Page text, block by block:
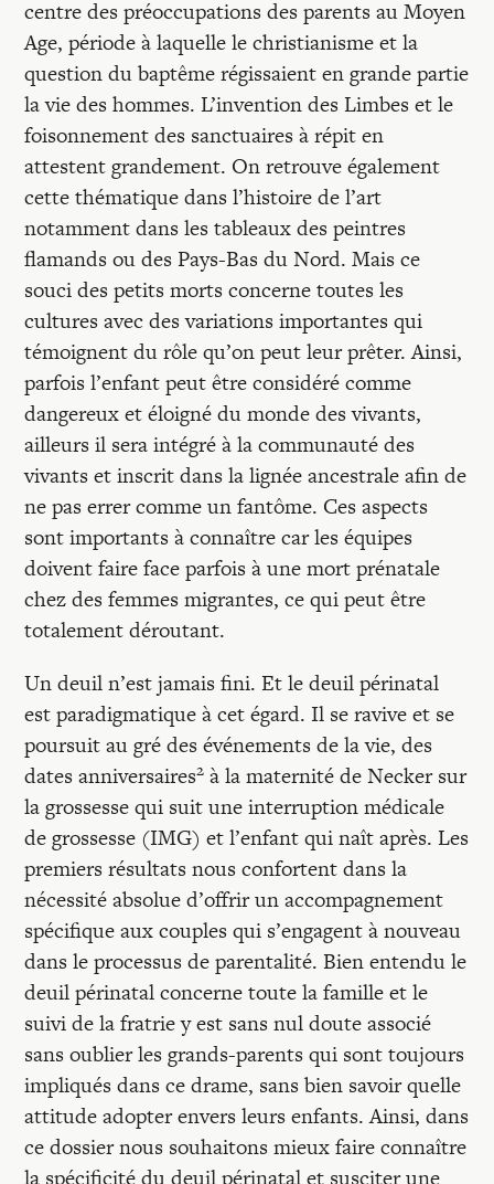
centre des préoccupations des parents au Moyen
Age, période à laquelle le christianisme et la
question du baptême régissaient en grande partie
la vie des hommes. L’invention des Limbes et le
foisonnement des sanctuaires à répit en
attestent grandement. On retrouve également
cette thématique dans l’histoire de l’art
notamment dans les tableaux des peintres
flamands ou des Pays-Bas du Nord. Mais ce
souci des petits morts concerne toutes les
cultures avec des variations importantes qui
témoignent du rôle qu’on peut leur prêter. Ainsi,
parfois l’enfant peut être considéré comme
dangereux et éloigné du monde des vivants,
ailleurs il sera intégré à la communauté des
vivants et inscrit dans la lignée ancestrale afin de
ne pas errer comme un fantôme. Ces aspects
sont importants à connaître car les équipes
doivent faire face parfois à une mort prénatale
chez des femmes migrantes, ce qui peut être
totalement déroutant.
Un deuil n’est jamais fini. Et le deuil périnatal
est paradigmatique à cet égard. Il se ravive et se
poursuit au gré des événements de la vie, des
dates anniversaires2 à la maternité de Necker sur
la grossesse qui suit une interruption médicale
de grossesse (IMG) et l’enfant qui naît après. Les
premiers résultats nous confortent dans la
nécessité absolue d’offrir un accompagnement
spécifique aux couples qui s’engagent à nouveau
dans le processus de parentalité. Bien entendu le
deuil périnatal concerne toute la famille et le
suivi de la fratrie y est sans nul doute associé
sans oublier les grands-parents qui sont toujours
impliqués dans ce drame, sans bien savoir quelle
attitude adopter envers leurs enfants. Ainsi, dans
ce dossier nous souhaitons mieux faire connaître
la spécificité du deuil périnatal et susciter une